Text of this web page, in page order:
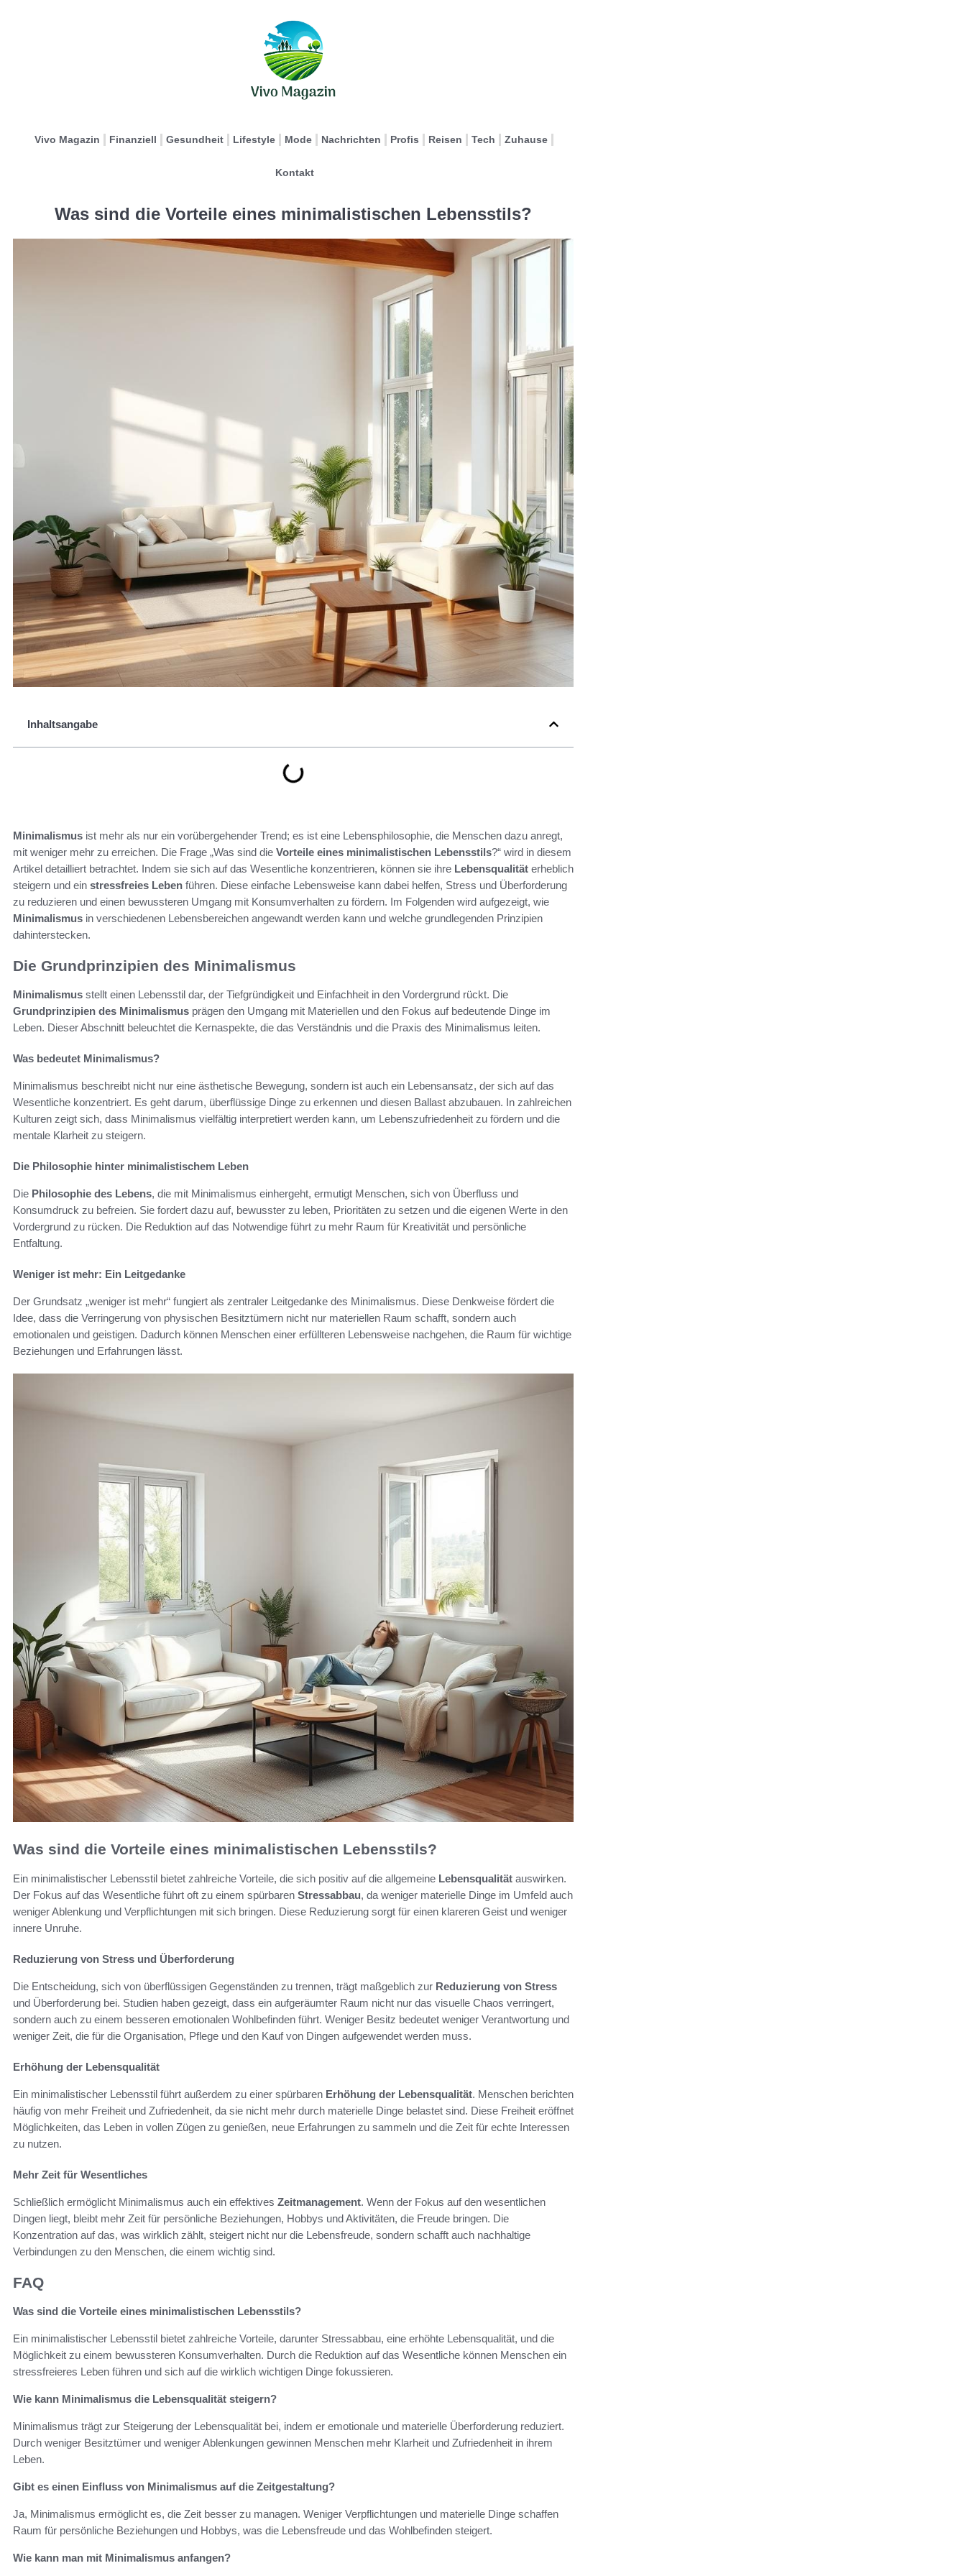
Vivo Magazin Finanziell Gesundheit Lifestyle Mode Nachrichten Profis Reisen Tech Zuhause
Kontakt
Was sind die Vorteile eines minimalistischen Lebensstils?
Inhaltsangabe
Minimalismus ist mehr als nur ein vorübergehender Trend; es ist eine Lebensphilosophie, die Menschen dazu anregt,
mit weniger mehr zu erreichen. Die Frage „Was sind die Vorteile eines minimalistischen Lebensstils?“ wird in diesem
Artikel detailliert betrachtet. Indem sie sich auf das Wesentliche konzentrieren, können sie ihre Lebensqualität erheblich
steigern und ein stressfreies Leben führen. Diese einfache Lebensweise kann dabei helfen, Stress und Überforderung
zu reduzieren und einen bewussteren Umgang mit Konsumverhalten zu fördern. Im Folgenden wird aufgezeigt, wie
Minimalismus in verschiedenen Lebensbereichen angewandt werden kann und welche grundlegenden Prinzipien
dahinterstecken.
Die Grundprinzipien des Minimalismus
Minimalismus stellt einen Lebensstil dar, der Tiefgründigkeit und Einfachheit in den Vordergrund rückt. Die
Grundprinzipien des Minimalismus prägen den Umgang mit Materiellen und den Fokus auf bedeutende Dinge im
Leben. Dieser Abschnitt beleuchtet die Kernaspekte, die das Verständnis und die Praxis des Minimalismus leiten.
Was bedeutet Minimalismus?
Minimalismus beschreibt nicht nur eine ästhetische Bewegung, sondern ist auch ein Lebensansatz, der sich auf das
Wesentliche konzentriert. Es geht darum, überflüssige Dinge zu erkennen und diesen Ballast abzubauen. In zahlreichen
Kulturen zeigt sich, dass Minimalismus vielfältig interpretiert werden kann, um Lebenszufriedenheit zu fördern und die
mentale Klarheit zu steigern.
Die Philosophie hinter minimalistischem Leben
Die Philosophie des Lebens, die mit Minimalismus einhergeht, ermutigt Menschen, sich von Überfluss und
Konsumdruck zu befreien. Sie fordert dazu auf, bewusster zu leben, Prioritäten zu setzen und die eigenen Werte in den
Vordergrund zu rücken. Die Reduktion auf das Notwendige führt zu mehr Raum für Kreativität und persönliche
Entfaltung.
Weniger ist mehr: Ein Leitgedanke
Der Grundsatz „weniger ist mehr“ fungiert als zentraler Leitgedanke des Minimalismus. Diese Denkweise fördert die
Idee, dass die Verringerung von physischen Besitztümern nicht nur materiellen Raum schafft, sondern auch
emotionalen und geistigen. Dadurch können Menschen einer erfüllteren Lebensweise nachgehen, die Raum für wichtige
Beziehungen und Erfahrungen lässt.
Was sind die Vorteile eines minimalistischen Lebensstils?
Ein minimalistischer Lebensstil bietet zahlreiche Vorteile, die sich positiv auf die allgemeine Lebensqualität auswirken.
Der Fokus auf das Wesentliche führt oft zu einem spürbaren Stressabbau, da weniger materielle Dinge im Umfeld auch
weniger Ablenkung und Verpflichtungen mit sich bringen. Diese Reduzierung sorgt für einen klareren Geist und weniger
innere Unruhe.
Reduzierung von Stress und Überforderung
Die Entscheidung, sich von überflüssigen Gegenständen zu trennen, trägt maßgeblich zur Reduzierung von Stress
und Überforderung bei. Studien haben gezeigt, dass ein aufgeräumter Raum nicht nur das visuelle Chaos verringert,
sondern auch zu einem besseren emotionalen Wohlbefinden führt. Weniger Besitz bedeutet weniger Verantwortung und
weniger Zeit, die für die Organisation, Pflege und den Kauf von Dingen aufgewendet werden muss.
Erhöhung der Lebensqualität
Ein minimalistischer Lebensstil führt außerdem zu einer spürbaren Erhöhung der Lebensqualität. Menschen berichten
häufig von mehr Freiheit und Zufriedenheit, da sie nicht mehr durch materielle Dinge belastet sind. Diese Freiheit eröffnet
Möglichkeiten, das Leben in vollen Zügen zu genießen, neue Erfahrungen zu sammeln und die Zeit für echte Interessen
zu nutzen.
Mehr Zeit für Wesentliches
Schließlich ermöglicht Minimalismus auch ein effektives Zeitmanagement. Wenn der Fokus auf den wesentlichen
Dingen liegt, bleibt mehr Zeit für persönliche Beziehungen, Hobbys und Aktivitäten, die Freude bringen. Die
Konzentration auf das, was wirklich zählt, steigert nicht nur die Lebensfreude, sondern schafft auch nachhaltige
Verbindungen zu den Menschen, die einem wichtig sind.
FAQ
Was sind die Vorteile eines minimalistischen Lebensstils?
Ein minimalistischer Lebensstil bietet zahlreiche Vorteile, darunter Stressabbau, eine erhöhte Lebensqualität, und die
Möglichkeit zu einem bewussteren Konsumverhalten. Durch die Reduktion auf das Wesentliche können Menschen ein
stressfreieres Leben führen und sich auf die wirklich wichtigen Dinge fokussieren.
Wie kann Minimalismus die Lebensqualität steigern?
Minimalismus trägt zur Steigerung der Lebensqualität bei, indem er emotionale und materielle Überforderung reduziert.
Durch weniger Besitztümer und weniger Ablenkungen gewinnen Menschen mehr Klarheit und Zufriedenheit in ihrem
Leben.
Gibt es einen Einfluss von Minimalismus auf die Zeitgestaltung?
Ja, Minimalismus ermöglicht es, die Zeit besser zu managen. Weniger Verpflichtungen und materielle Dinge schaffen
Raum für persönliche Beziehungen und Hobbys, was die Lebensfreude und das Wohlbefinden steigert.
Wie kann man mit Minimalismus anfangen?